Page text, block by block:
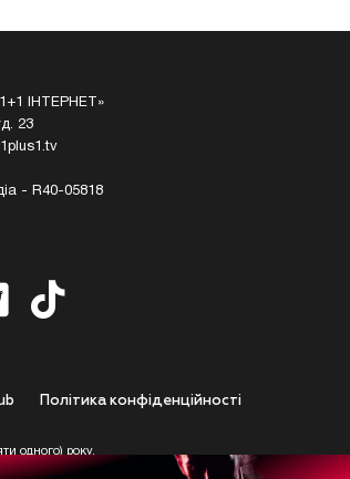
ІНТЕРНЕТ»
23
- R40-05818
Полiтика конфiденцiйностi
одного) року.
що досяг 21-річного віку.